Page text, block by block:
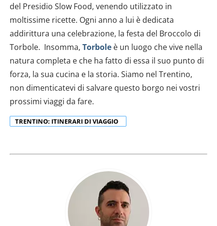
del Presidio Slow Food, venendo utilizzato in
moltissime ricette. Ogni anno a lui è dedicata
addirittura una celebrazione, la festa del Broccolo di
Torbole. Insomma, Torbole è un luogo che vive nella
natura completa e che ha fatto di essa il suo punto di
forza, la sua cucina e la storia. Siamo nel Trentino,
non dimenticatevi di salvare questo borgo nei vostri
prossimi viaggi da fare.
TRENTINO: ITINERARI DI VIAGGIO